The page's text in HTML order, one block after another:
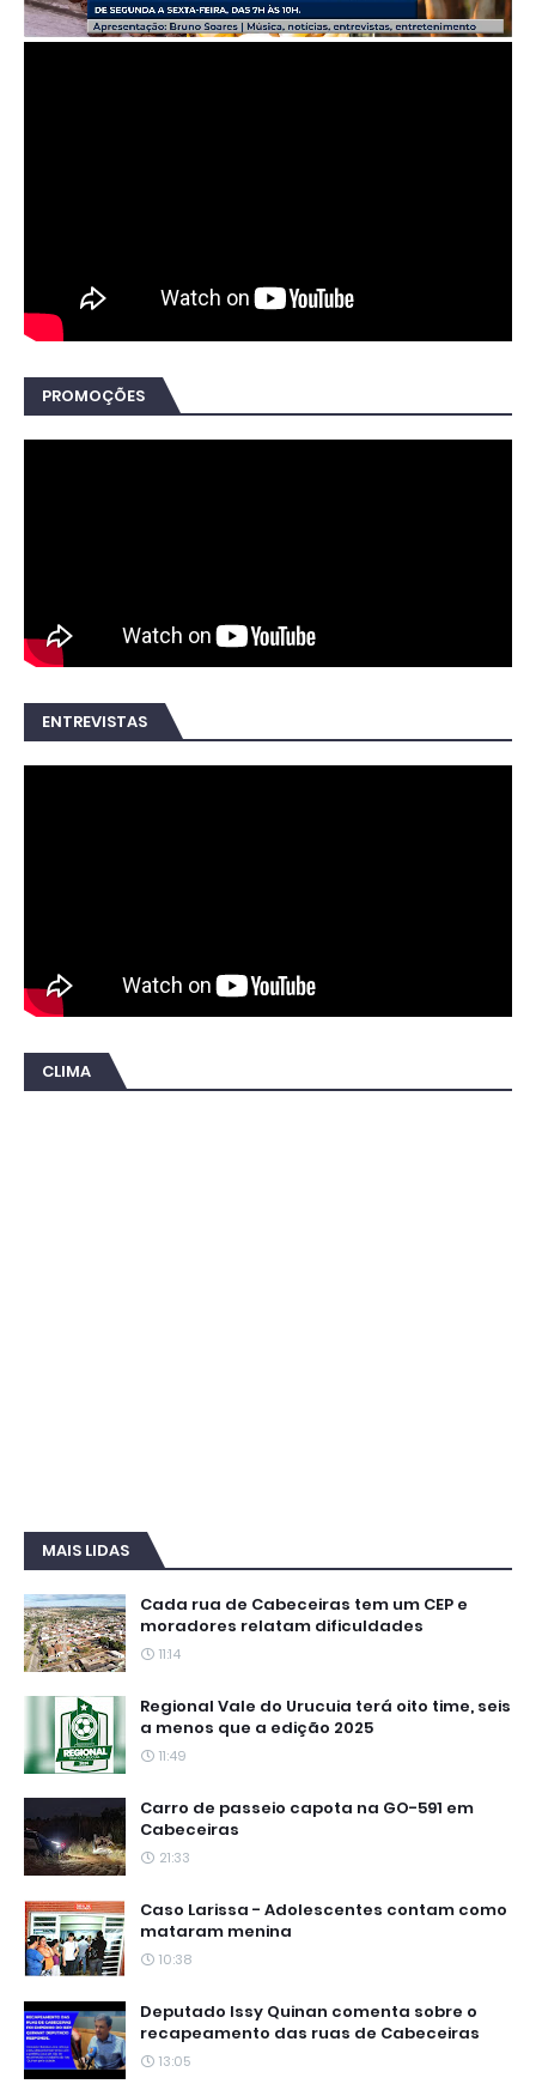
PROMOÇÕES
ENTREVISTAS
CLIMA
MAIS LIDAS
Cada rua de Cabeceiras tem um CEP e
moradores relatam dificuldades
11:14
Regional Vale do Urucuia terá oito time, seis
a menos que a edição 2025
11:49
Carro de passeio capota na GO-591 em
Cabeceiras
21:33
Caso Larissa - Adolescentes contam como
mataram menina
10:38
Deputado Issy Quinan comenta sobre o
recapeamento das ruas de Cabeceiras
13:05